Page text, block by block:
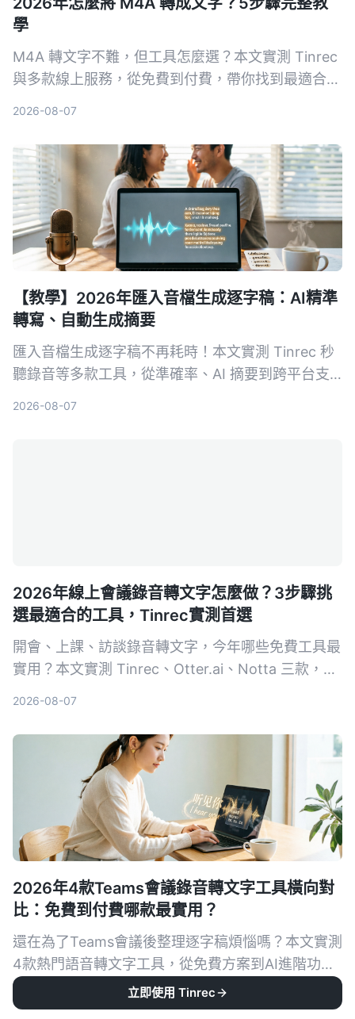
學
M4A 轉文字不難，但工具怎麼選？本文實測 Tinrec
與多款線上服務，從免費到付費，帶你找到最適合自
2026-08-07
【教學】2026年匯入音檔生成逐字稿：AI精準
轉寫、自動生成摘要
匯入音檔生成逐字稿不再耗時！本文實測 Tinrec 秒
聽錄音等多款工具，從準確率、AI 摘要到跨平台支
2026-08-07
2026年線上會議錄音轉文字怎麼做？3步驟挑
選最適合的工具，Tinrec實測首選
開會、上課、訪談錄音轉文字，今年哪些免費工具最
實用？本文實測 Tinrec、Otter.ai、Notta 三款，從
2026-08-07
2026年4款Teams會議錄音轉文字工具橫向對
比：免費到付費哪款最實用？
還在為了Teams會議後整理逐字稿煩惱嗎？本文實測
4款熱門語音轉文字工具，從免費方案到AI進階功能
一次比較，幫你找到最適合整理會議紀錄的解決方
案。
立即使用 Tinrec